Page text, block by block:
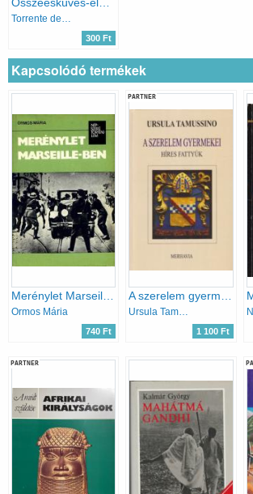
300 Ft
Kapcsolódó termékek
Ormos Mária
740 Ft
PARTNER
1 100 Ft
PARTNER